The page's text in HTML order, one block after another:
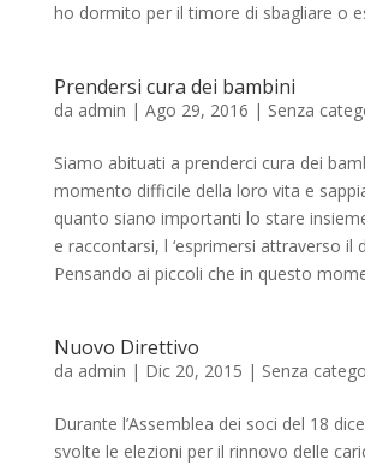
ho dormito per il timore di sbagliare o
Prendersi cura dei bambini
da admin | Ago 29, 2016 | Senza
Siamo abituati a prenderci cura dei
momento difficile della loro vita e
quanto siano importanti lo stare
e raccontarsi, l ‘esprimersi attraverso il
Pensando ai piccoli che in questo
Nuovo Direttivo
da admin | Dic 20, 2015 | Senza
Durante l’Assemblea dei soci del 18
svolte le elezioni per il rinnovo delle